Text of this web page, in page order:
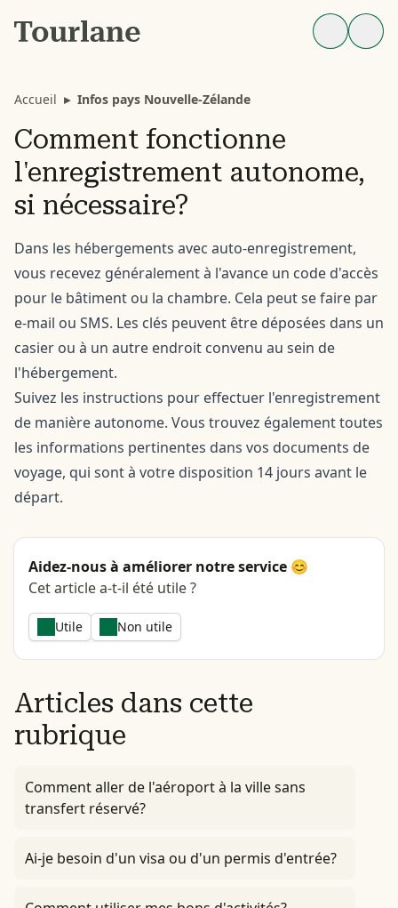
Accueil ▸ Infos pays Nouvelle-Zélande
Comment fonctionne
l'enregistrement autonome,
si nécessaire?
Dans les hébergements avec auto-enregistrement,
vous recevez généralement à l'avance un code d'accès
pour le bâtiment ou la chambre. Cela peut se faire par
e-mail ou SMS. Les clés peuvent être déposées dans un
casier ou à un autre endroit convenu au sein de
l'hébergement.
Suivez les instructions pour effectuer l'enregistrement
de manière autonome. Vous trouvez également toutes
les informations pertinentes dans vos documents de
voyage, qui sont à votre disposition 14 jours avant le
départ.
Aidez-nous à améliorer notre service 😊
Cet article a-t-il été utile ?
Utile Non utile
Articles dans cette
rubrique
Comment aller de l'aéroport à la ville sans
transfert réservé?
Ai-je besoin d'un visa ou d'un permis d'entrée?